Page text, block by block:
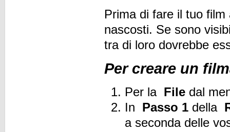
Prima di fare il tuo
nascosti. Se sono
tra di loro dovrebbe
Per creare un
Per la File dal
In Passo 1 della
a seconda delle